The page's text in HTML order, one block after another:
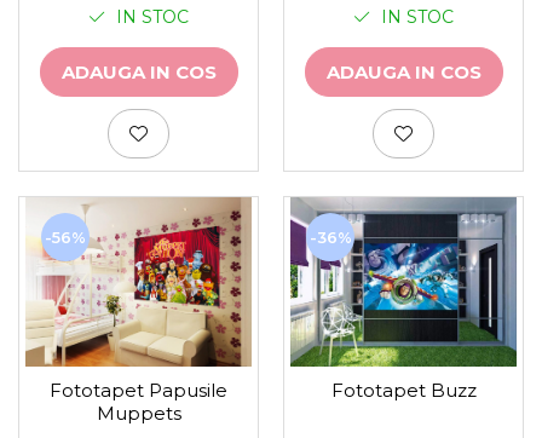
IN STOC
ADAUGA IN COS
IN STOC
ADAUGA IN COS
-56%
Fototapet Papusile
Muppets
-36%
Fototapet Buzz